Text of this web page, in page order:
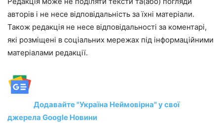
авторів і не несе відповідальність за їхні матеріали.
Також редакція не несе відповідальності за коментарі,
які розміщені в соціальних мережах під інформаційними
матеріалами редакції.
Додавайте "Україна Неймовірна" у свої
джерела Google Новини